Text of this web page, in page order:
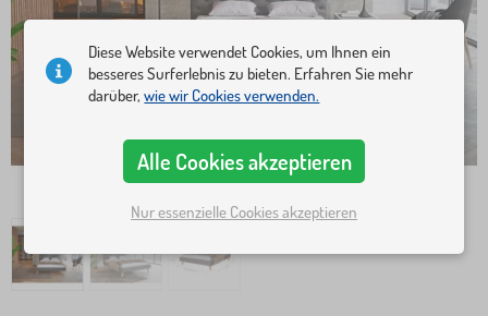
Diese Website verwendet Cookies, um Ihnen ein
besseres Surferlebnis zu bieten. Erfahren Sie mehr
darüber,wie wir Cookies verwenden.
Alle Cookies akzeptieren
Nur essenzielle Cookies akzeptieren